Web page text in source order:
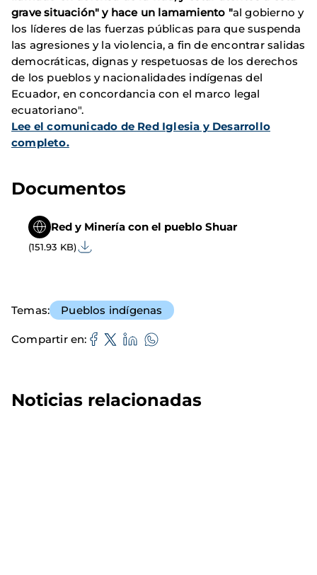
grave situación" y hace un lamamiento "al gobierno y
los líderes de las fuerzas públicas para que suspenda
las agresiones y la violencia, a fin de encontrar salidas
democráticas, dignas y respetuosas de los derechos
de los pueblos y nacionalidades indígenas del
Ecuador, en concordancia con el marco legal
ecuatoriano".
Lee el comunicado de Red Iglesia y Desarrollo
completo.
Documentos
Red y Minería con el pueblo Shuar
(151.93 KB)
Temas Pueblos indígenas
Compartir en
Noticias relacionadas